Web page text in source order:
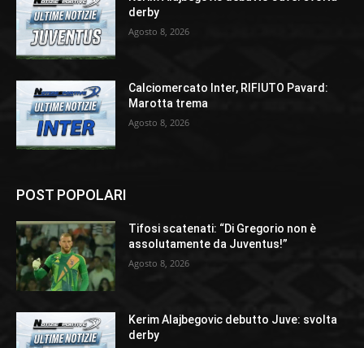
derby
Agosto 8, 2026
Calciomercato Inter, RIFIUTO Pavard:
Marotta trema
Agosto 8, 2026
POST POPOLARI
Tifosi scatenati: “Di Gregorio non è
assolutamente da Juventus!”
Agosto 8, 2026
Kerim Alajbegovic debutto Juve: svolta
derby